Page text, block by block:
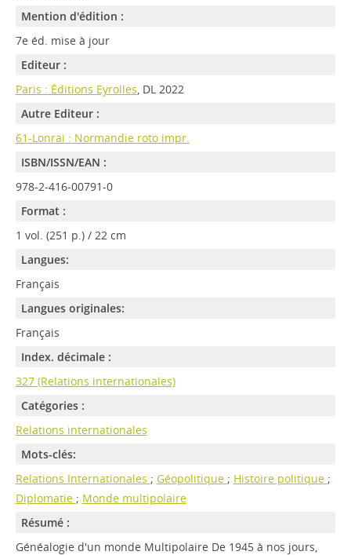
Mention d'édition :
7e éd. mise à jour
Editeur :
Paris : Éditions Eyrolles, DL 2022
Autre Editeur :
61-Lonrai : Normandie roto impr.
ISBN/ISSN/EAN :
978-2-416-00791-0
Format :
1 vol. (251 p.) / 22 cm
Langues:
Français
Langues originales:
Français
Index. décimale :
327 (Relations internationales)
Catégories :
Relations internationales
Mots-clés:
Relations Internationales ; Géopolitique ; Histoire politique ;
Diplomatie ; Monde multipolaire
Résumé :
Généalogie d'un monde Multipolaire De 1945 à nos jours,